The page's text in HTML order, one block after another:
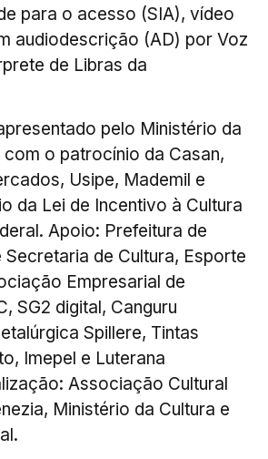
para o acesso (SIA), vídeo
audiodescrição (AD) por Voz
de Libras da
pelo Ministério da
o patrocínio da Casan,
Usipe, Mademil e
da Lei de Incentivo à Cultura
Apoio: Prefeitura de
Secretaria de Cultura, Esporte
Empresarial de
SG2 digital, Canguru
Spillere, Tintas
Imepel e Luterana
Associação Cultural
Ministério da Cultura e